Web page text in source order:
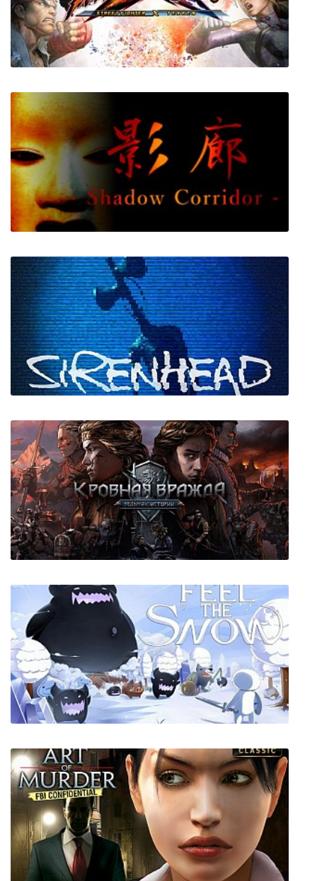
Jupiter Hell
Street Fighter X Tekken
Kageroh Shadow Corridor
Sirenhead
Thronebreaker The Witcher Tales
Feel The Snow